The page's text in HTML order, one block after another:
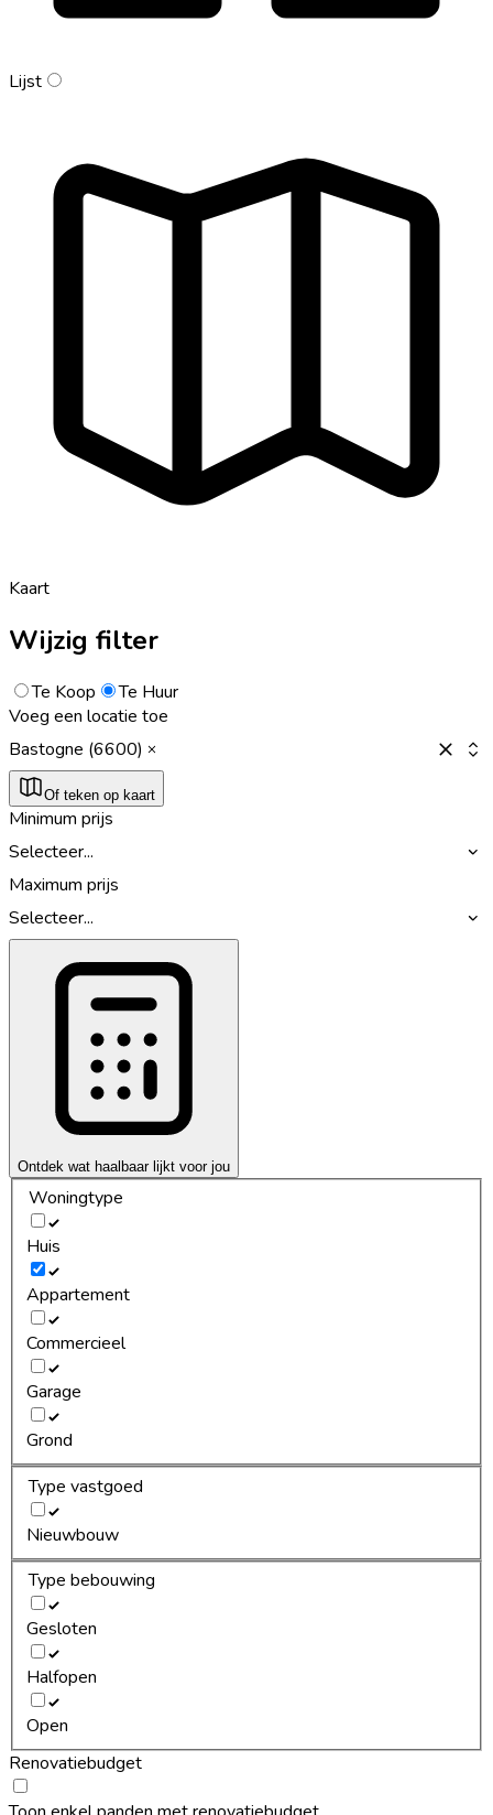
Lijst
Kaart
Wijzig filter
Te Koop
Te Huur
Voeg een locatie toe
Bastogne (6600)
Of teken op kaart
Minimum prijs
Selecteer...
Maximum prijs
Selecteer...
Ontdek wat haalbaar lijkt voor jou
Woningtype
Huis
Appartement
Commercieel
Garage
Grond
Type vastgoed
Nieuwbouw
Type bebouwing
Gesloten
Halfopen
Open
Renovatiebudget